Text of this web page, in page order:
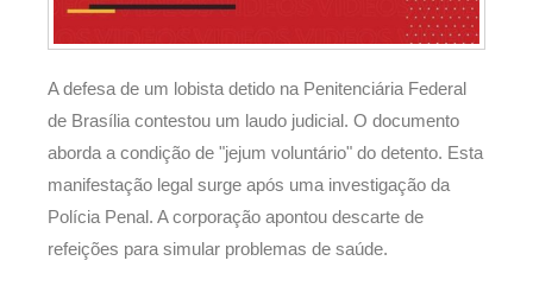
A defesa de um lobista detido na Penitenciária Federal
de Brasília contestou um laudo judicial. O documento
aborda a condição de "jejum voluntário" do detento. Esta
manifestação legal surge após uma investigação da
Polícia Penal. A corporação apontou descarte de
refeições para simular problemas de saúde.